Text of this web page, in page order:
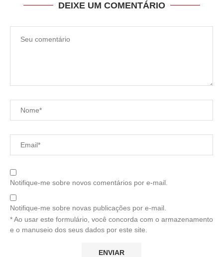
DEIXE UM COMENTÁRIO
Notifique-me sobre novos comentários por e-mail.
Notifique-me sobre novas publicações por e-mail.
* Ao usar este formulário, você concorda com o armazenamento
e o manuseio dos seus dados por este site.